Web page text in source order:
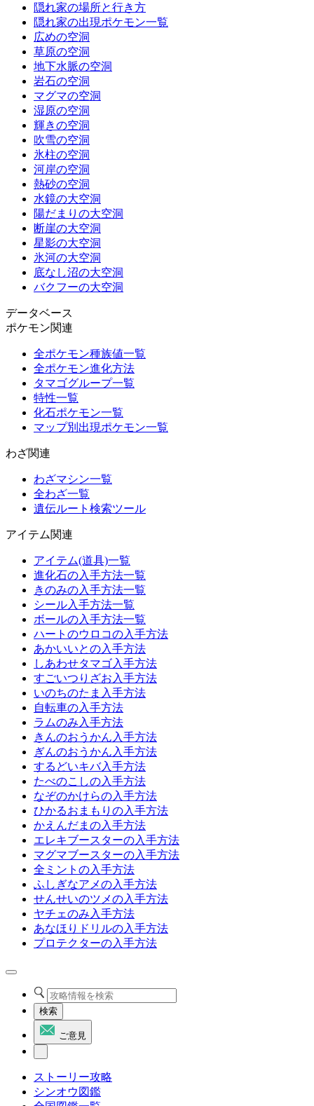
隠れ家の場所と行き方
隠れ家の出現ポケモン一覧
広めの空洞
草原の空洞
地下水脈の空洞
岩石の空洞
マグマの空洞
湿原の空洞
輝きの空洞
吹雪の空洞
氷柱の空洞
河岸の空洞
熱砂の空洞
水鏡の大空洞
陽だまりの大空洞
断崖の大空洞
星影の大空洞
氷河の大空洞
底なし沼の大空洞
バクフーの大空洞
データベース
ポケモン関連
全ポケモン種族値一覧
全ポケモン進化方法
タマゴグループ一覧
特性一覧
化石ポケモン一覧
マップ別出現ポケモン一覧
わざ関連
わざマシン一覧
全わざ一覧
遺伝ルート検索ツール
アイテム関連
アイテム(道具)一覧
進化石の入手方法一覧
きのみの入手方法一覧
シール入手方法一覧
ボールの入手方法一覧
ハートのウロコの入手方法
あかいいとの入手方法
しあわせタマゴ入手方法
すごいつりざお入手方法
いのちのたま入手方法
自転車の入手方法
ラムのみ入手方法
きんのおうかん入手方法
ぎんのおうかん入手方法
するどいキバ入手方法
たべのこしの入手方法
なぞのかけらの入手方法
ひかるおまもりの入手方法
かえんだまの入手方法
エレキブースターの入手方法
マグマブースターの入手方法
全ミントの入手方法
ふしぎなアメの入手方法
せんせいのツメの入手方法
ヤチェのみ入手方法
あなほりドリルの入手方法
プロテクターの入手方法
検索
ご意見
ストーリー攻略
シンオウ図鑑